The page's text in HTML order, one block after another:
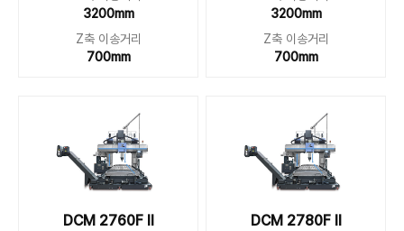
3200mm
Z축 이송거리
700mm
3200mm
Z축 이송거리
700mm
DCM 2760F II DCM 2780F II